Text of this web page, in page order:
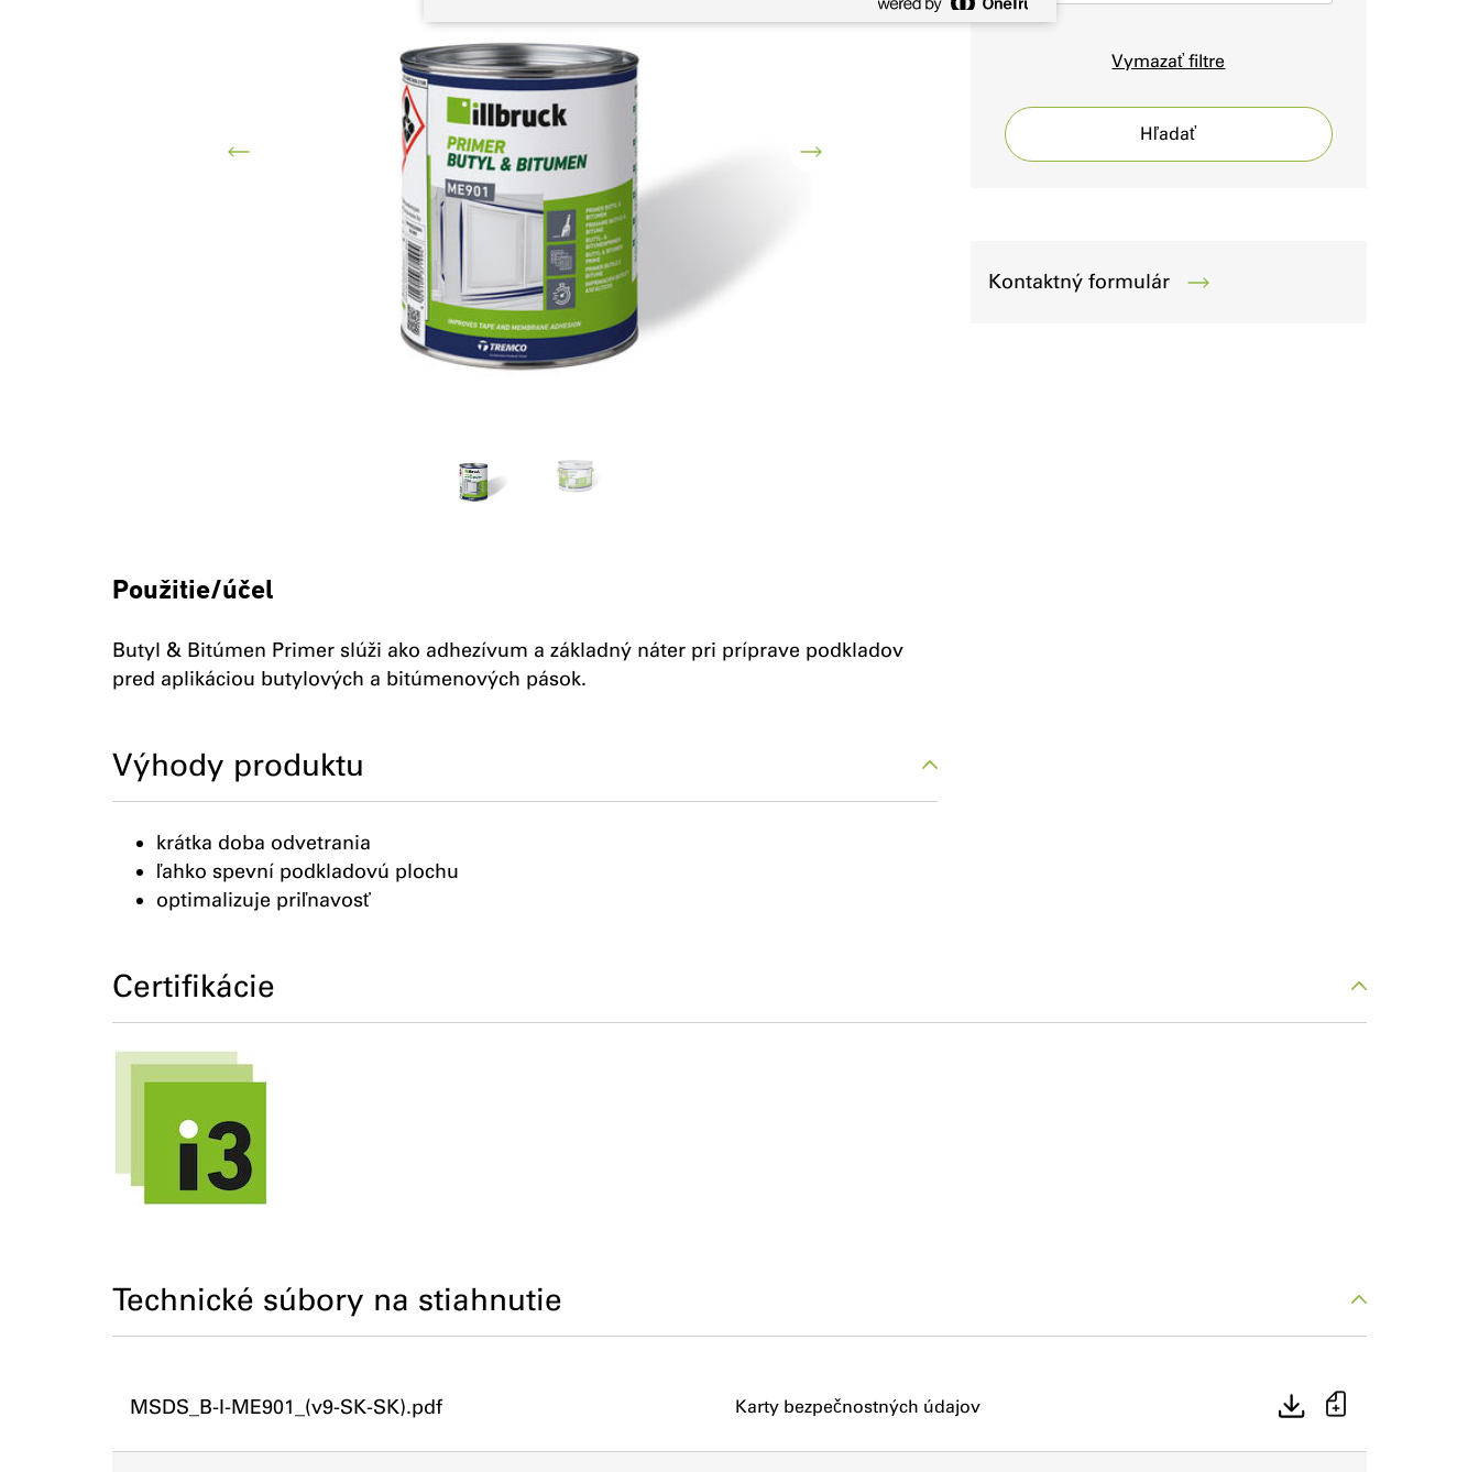
Vymazať filtre
Hľadať
Kontaktný formulár
Použitie/účel
Butyl & Bitúmen Primer slúži ako adhezívum a základný náter pri príprave podkladov
pred aplikáciou butylových a bitúmenových pások.
Výhody produktu
krátka doba odvetrania
ľahko spevní podkladovú plochu
optimalizuje priľnavosť
Certifikácie
Technické súbory na stiahnutie
MSDS_B-I-ME901_(v9-SK-SK).pdf Karty bezpečnostných údajov